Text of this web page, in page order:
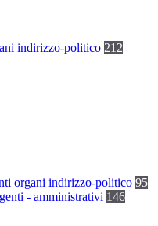
indirizzo-politico 212
organi indirizzo-politico 95
- amministrativi 146